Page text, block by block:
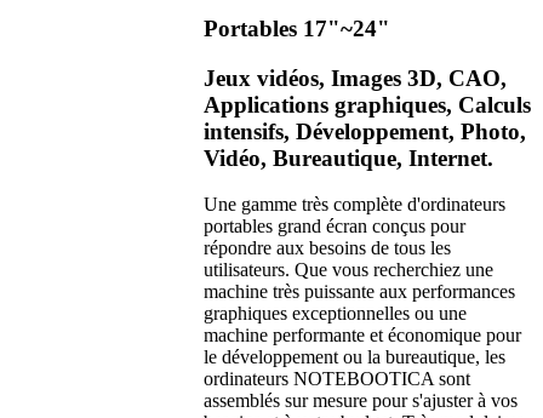
Portables 17"~24"
Jeux vidéos, Images 3D, CAO,
Applications graphiques, Calculs
intensifs, Développement, Photo,
Vidéo, Bureautique, Internet.
Une gamme très complète d'ordinateurs
portables grand écran conçus pour
répondre aux besoins de tous les
utilisateurs. Que vous recherchiez une
machine très puissante aux performances
graphiques exceptionnelles ou une
machine performante et économique pour
le développement ou la bureautique, les
ordinateurs NOTEBOOTICA sont
assemblés sur mesure pour s'ajuster à vos